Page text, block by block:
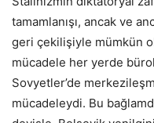
tamamlanışı, ancak ve
geri çekilişiyle mümkün
mücadele her yerde
Sovyetler’de
mücadeleydi. Bu